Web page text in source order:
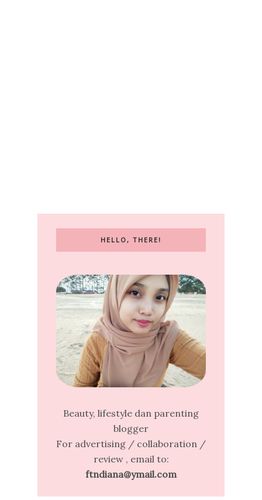
HELLO, THERE!
Beauty, lifestyle dan parenting
blogger
For advertising / collaboration /
review , email to:
ftndiana@ymail.com